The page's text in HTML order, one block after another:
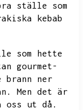
ställe som
kebab
som hette
gourmet-
brann ner
Men det är
oss ut då.